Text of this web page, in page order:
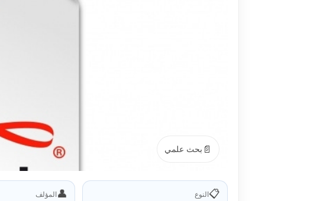
📄 بحث علمي
📋النوع 👤المؤلف